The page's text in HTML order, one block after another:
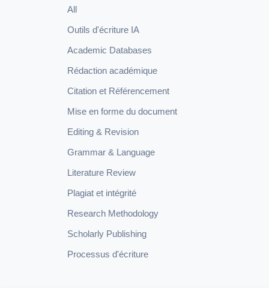
All
Outils d'écriture IA
Academic Databases
Rédaction académique
Citation et Référencement
Mise en forme du document
Editing & Revision
Grammar & Language
Literature Review
Plagiat et intégrité
Research Methodology
Scholarly Publishing
Processus d'écriture